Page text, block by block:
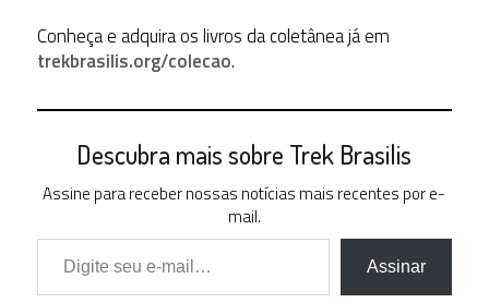
Conheça e adquira os livros da coletânea já em
trekbrasilis.org/colecao.
Descubra mais sobre Trek Brasilis
Assine para receber nossas notícias mais recentes por e-
mail.
Digite seu e-mail…
Assinar